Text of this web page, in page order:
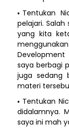
Tentukan
pelajari.
yang kita
Development
saya berbagi
juga sedang
materi
Tentukan
didalamnya.
saya ini mah